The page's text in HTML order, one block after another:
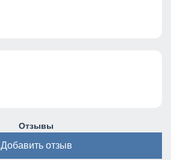
Отзывы
Добавить отзыв